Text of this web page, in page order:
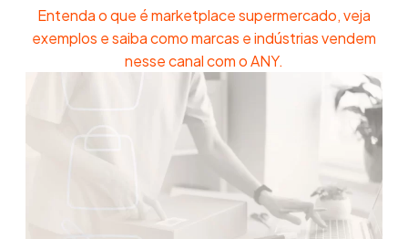
Entenda o que é marketplace supermercado, veja
exemplos e saiba como marcas e indústrias vendem
nesse canal com o ANY.